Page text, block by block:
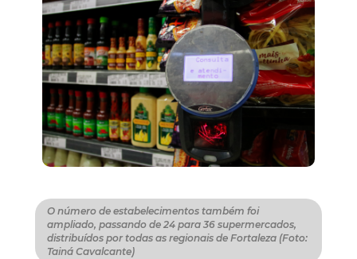
O número de estabelecimentos também foi
ampliado, passando de 24 para 36 supermercados,
distribuídos por todas as regionais de Fortaleza (Foto:
Tainá Cavalcante)